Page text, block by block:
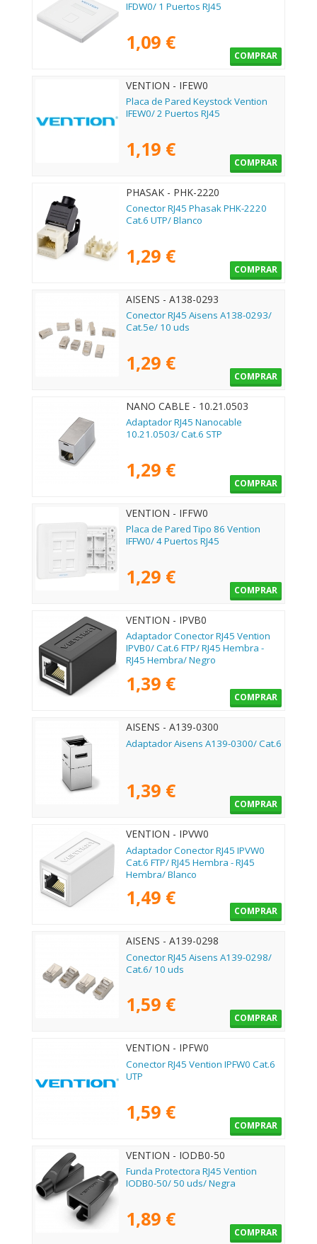
IFDW0/ 1 Puertos RJ45
1,09 €
COMPRAR
VENTION - IFEW0
Placa de Pared Keystock Vention
IFEW0/ 2 Puertos RJ45
1,19 €
COMPRAR
PHASAK - PHK-2220
Conector RJ45 Phasak PHK-2220
Cat.6 UTP/ Blanco
1,29 €
COMPRAR
AISENS - A138-0293
Conector RJ45 Aisens A138-0293/
Cat.5e/ 10 uds
1,29 €
COMPRAR
NANO CABLE - 10.21.0503
Adaptador RJ45 Nanocable
10.21.0503/ Cat.6 STP
1,29 €
COMPRAR
VENTION - IFFW0
Placa de Pared Tipo 86 Vention
IFFW0/ 4 Puertos RJ45
1,29 €
COMPRAR
VENTION - IPVB0
Adaptador Conector RJ45 Vention
IPVB0/ Cat.6 FTP/ RJ45 Hembra -
RJ45 Hembra/ Negro
1,39 €
COMPRAR
AISENS - A139-0300
Adaptador Aisens A139-0300/ Cat.6
1,39 €
COMPRAR
VENTION - IPVW0
Adaptador Conector RJ45 IPVW0
Cat.6 FTP/ RJ45 Hembra - RJ45
Hembra/ Blanco
1,49 €
COMPRAR
AISENS - A139-0298
Conector RJ45 Aisens A139-0298/
Cat.6/ 10 uds
1,59 €
COMPRAR
VENTION - IPFW0
Conector RJ45 Vention IPFW0 Cat.6
UTP
1,59 €
COMPRAR
VENTION - IODB0-50
Funda Protectora RJ45 Vention
IODB0-50/ 50 uds/ Negra
1,89 €
COMPRAR